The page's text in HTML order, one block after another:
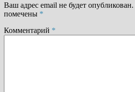
Ваш адрес email не будет опубликован.
помечены *
Комментарий *